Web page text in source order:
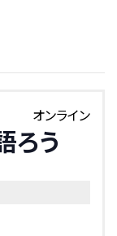
オンライン
ろう